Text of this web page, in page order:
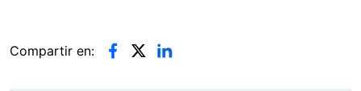
Compartir en: